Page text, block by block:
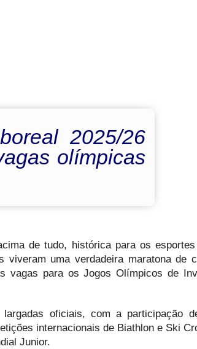
2025/26
olímpicas
de tudo, histórica para os
uma verdadeira maratona de
vagas para os Jogos Olímpicos de
oficiais, com a participação
internacionais de Biathlon e Ski
Junior.